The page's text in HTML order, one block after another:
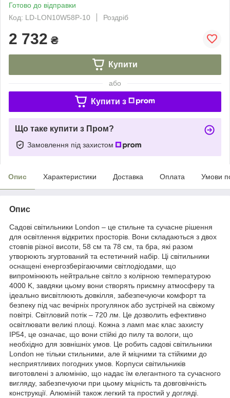
Готово до відправки
Код: LD-LON10W58P-10
Роздріб
2 732 ₴
Купити
або
Купити з
Що таке купити з Пром?
Замовлення під захистом
Опис Характеристики Доставка Оплата Умови
Опис
Садові світильники London – це стильне та сучасне рішення
для освітлення відкритих просторів. Вони складаються з двох
стовпів різної висоти, 58 см та 78 см, та бра, які разом
утворюють згуртований та естетичний набір. Ці світильники
оснащені енергозберігаючими світлодіодами, що
випромінюють нейтральне світло з колірною температурою
4000 K, завдяки цьому вони створять приємну атмосферу та
ідеально висвітлюють довкілля, забезпечуючи комфорт та
безпеку під час вечірніх прогулянок або зустрічей на свіжому
повітрі. Світловий потік – 720 лм. Це дозволить ефективно
освітлювати великі площі. Кожна з ламп має клас захисту
IP54, це означає, що вони стійкі до пилу та вологи, що
необхідно для зовнішніх умов. Це робить садові світильники
London не тільки стильними, але й міцними та стійкими до
несприятливих погодних умов. Корпуси світильників
виготовлені з алюмінію, що надає їм елегантного та сучасного
вигляду, забезпечуючи при цьому міцність та довговічність
конструкції. Алюміній також легкий та простий у догляді.